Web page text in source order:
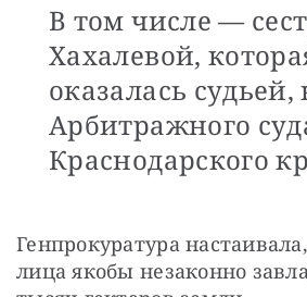
В том числе —
Хахалевой,
оказалась
Арбитражного
Краснодарского
Генпрокуратура
лица якобы незаконно